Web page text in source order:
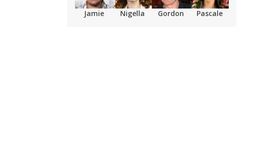
Jamie Nigella Gordon Pascale